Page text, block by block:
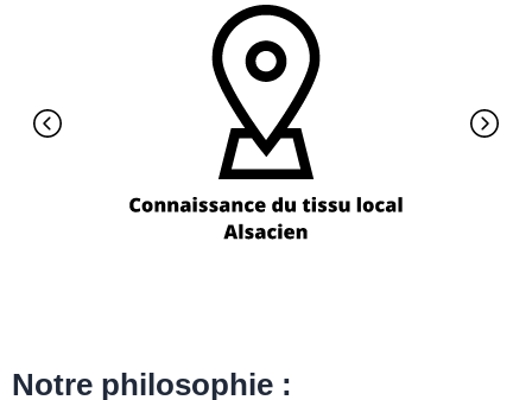
Notre philosophie :